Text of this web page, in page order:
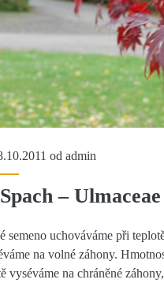
odadmin
– Ulmaceae
semeno uchováváme při
na volné záhony.
vyséváme na chráněné